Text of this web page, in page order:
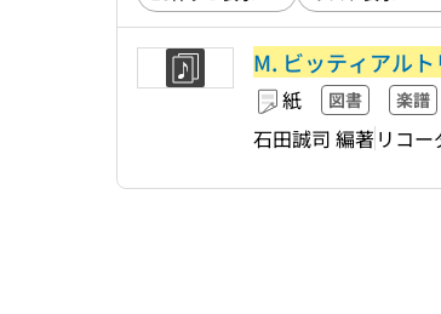
M. ビッティアル
紙 図書 楽譜
石田誠司 編著リコ